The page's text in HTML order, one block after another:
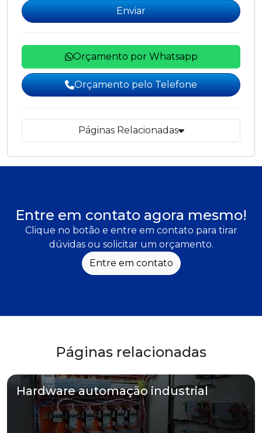
Enviar
Orçamento por Whatsapp
Orçamento pelo Telefone
Páginas Relacionadas
Entre em contato agora mesmo!
Clique no botão e entre em contato para tirar
dúvidas ou solicitar um orçamento.
Entre em contato
Páginas relacionadas
Hardware automação industrial